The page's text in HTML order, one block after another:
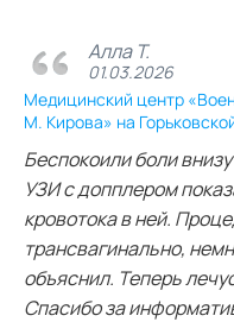
Алла Т.
01.03.2026
Медицинский центр
М. Кирова» на
Беспокоили боли
УЗИ с допплером
кровотока в ней.
трансвагинально,
объяснил. Теперь
Спасибо за